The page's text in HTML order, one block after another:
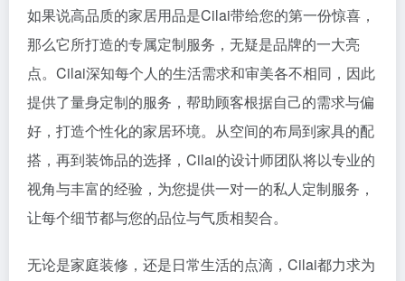
如果说高品质的家居用品是Cilai带给您的第一份惊喜，
那么它所打造的专属定制服务，无疑是品牌的一大亮
点。Cilai深知每个人的生活需求和审美各不相同，因此
提供了量身定制的服务，帮助顾客根据自己的需求与偏
好，打造个性化的家居环境。从空间的布局到家具的配
搭，再到装饰品的选择，Cilai的设计师团队将以专业的
视角与丰富的经验，为您提供一对一的私人定制服务，
让每个细节都与您的品位与气质相契合。
无论是家庭装修，还是日常生活的点滴，Cilai都力求为